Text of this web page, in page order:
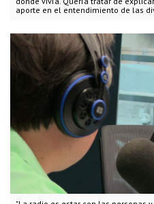
aporte en el entendimiento de las